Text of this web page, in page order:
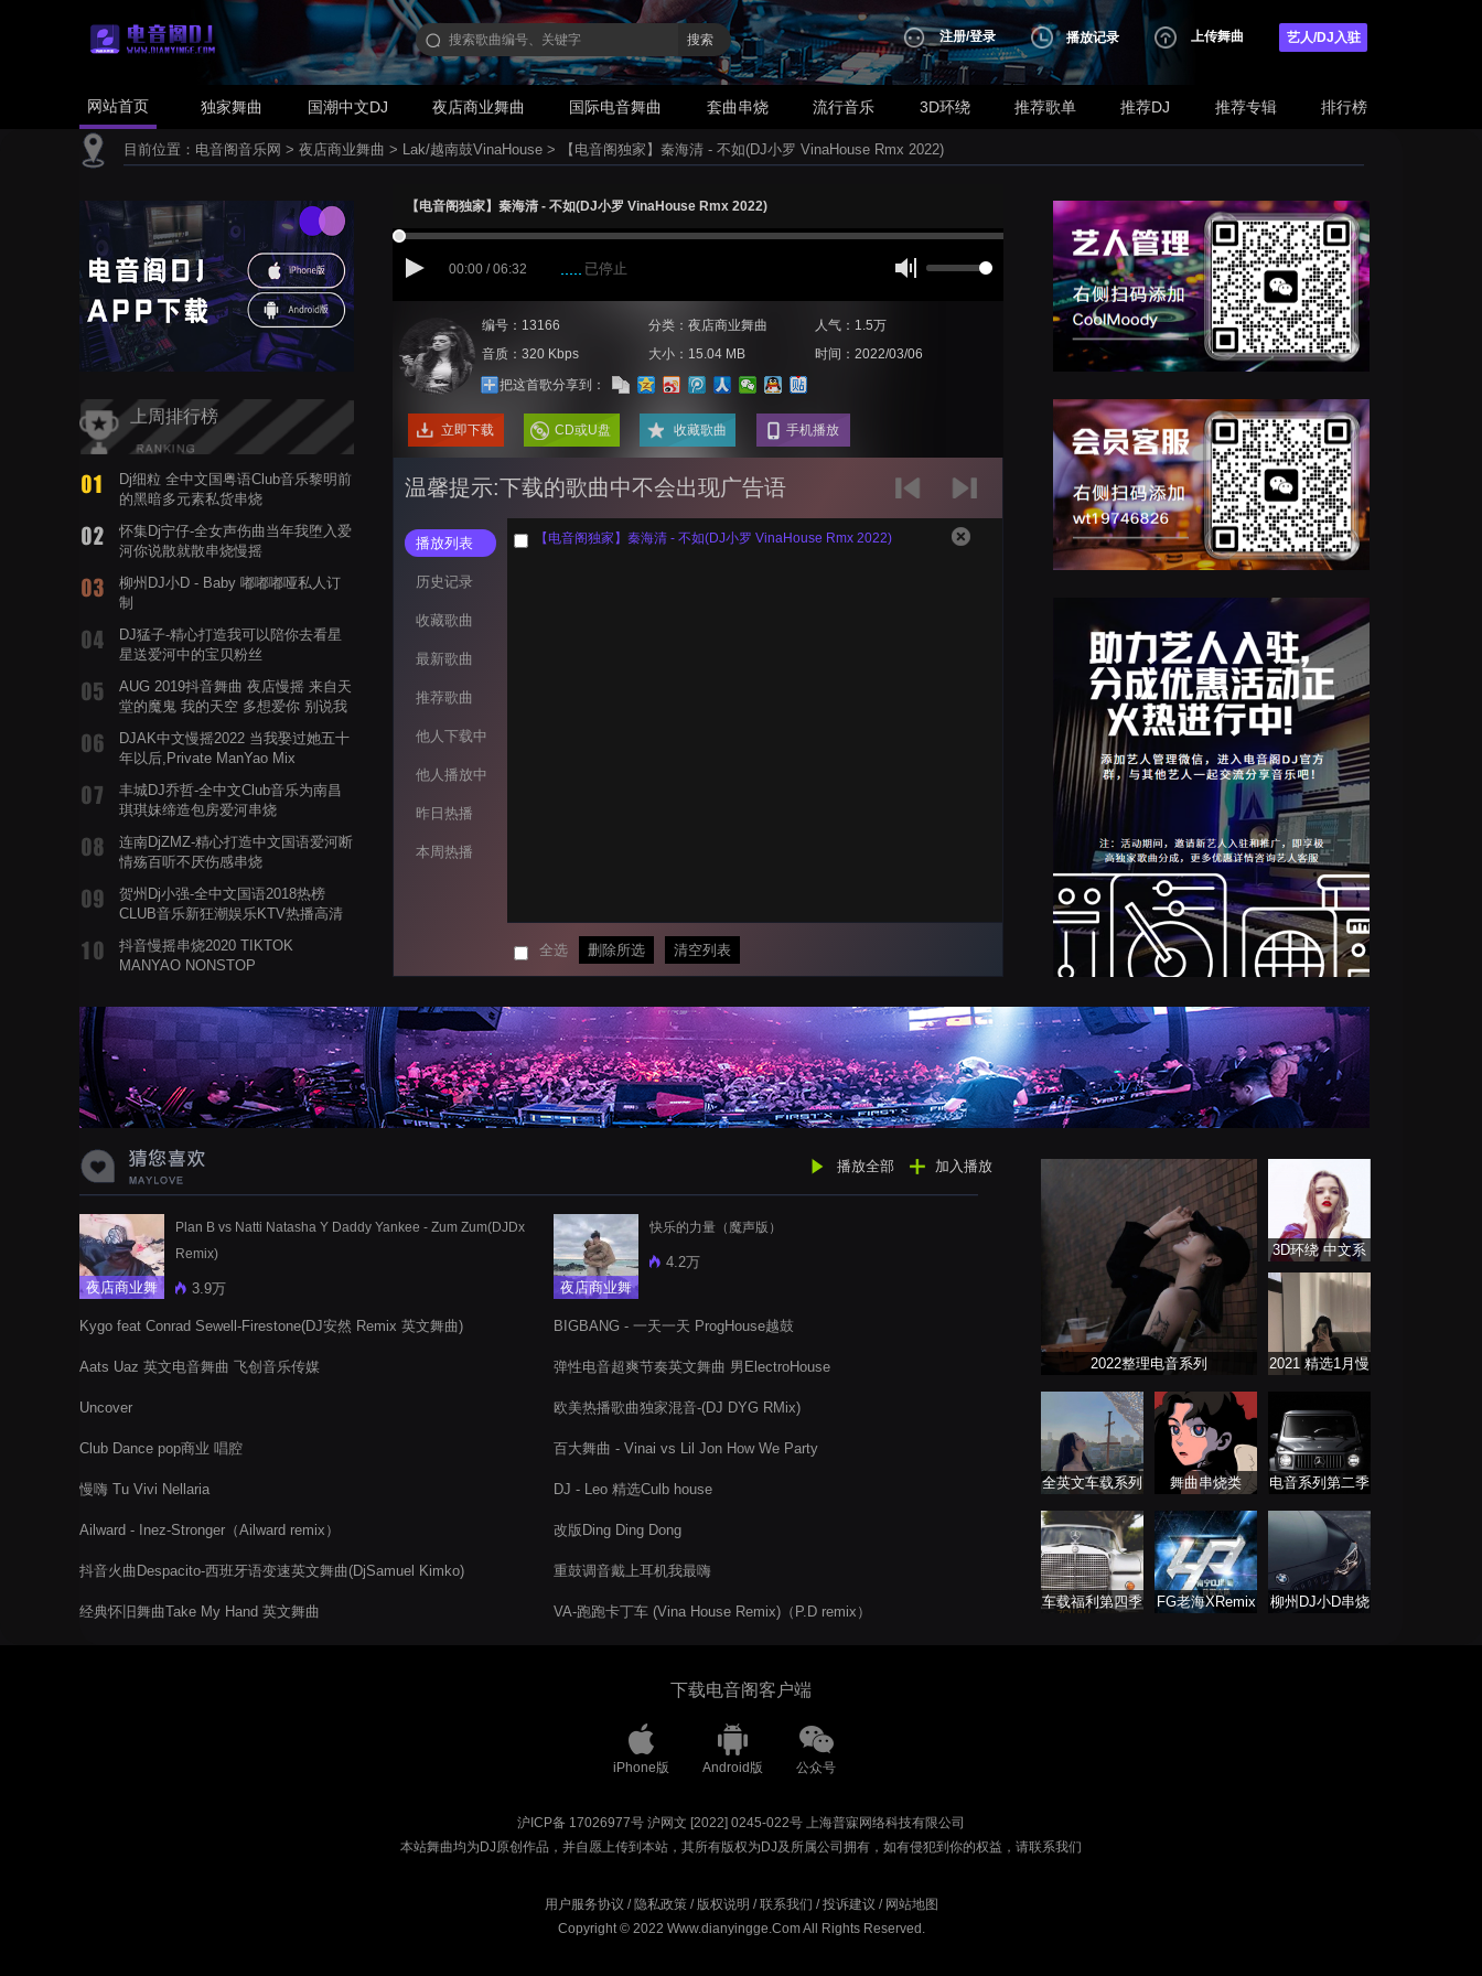
搜索 注册/登录 播放记录 上传舞曲 艺人/DJ入驻
网站首页 独家舞曲 国潮中文DJ 夜店商业舞曲 国际电音舞曲 套曲串烧 流行音乐 3D环绕 推荐歌单 推荐DJ 推荐专辑 排行榜
目前位置： 电音阁音乐网 > 夜店商业舞曲 > Lak/越南鼓VinaHouse > 【电音阁独家】秦海清 - 不如(DJ小罗 VinaHouse Rmx 2022)
上周排行榜
Dj细粒 全中文国粤语Club音乐黎明前
的黑暗多元素私货串烧
怀集Dj宁仔-全女声伤曲当年我堕入爱
河你说散就散串烧慢摇
柳州DJ小D - Baby 嘟嘟嘟哑私人订
制
DJ猛子-精心打造我可以陪你去看星
星送爱河中的宝贝粉丝
AUG 2019抖音舞曲 夜店慢摇 来自天
堂的魔鬼 我的天空 多想爱你 别说我
DJAK中文慢摇2022 当我娶过她五十
年以后,Private ManYao Mix
丰城DJ乔哲-全中文Club音乐为南昌
琪琪妹缔造包房爱河串烧
连南DjZMZ-精心打造中文国语爱河断
情殇百听不厌伤感串烧
贺州Dj小强-全中文国语2018热榜
CLUB音乐新狂潮娱乐KTV热播高清
抖音慢摇串烧2020 TIKTOK
MANYAO NONSTOP
蝉爸爸妈妈爱存在夏天的风是想你的
声音啊
【电音阁独家】秦海清 - 不如(DJ小罗 VinaHouse Rmx 2022)
00:00 / 06:32 已停止
编号：13166 分类：夜店商业舞曲
人气：1.5万
音质：320 Kbps
大小：15.04 MB
时间：2022/03/06
把这首歌分享到：
立即下载 CD或U盘 收藏歌曲 手机播放
温馨提示:下载的歌曲中不会出现广告语
播放列表
历史记录
收藏歌曲
最新歌曲
推荐歌曲
他人下载中
他人播放中
昨日热播
本周热播
【电音阁独家】秦海清 - 不如(DJ小罗 VinaHouse Rmx 2022)
全选 删除所选 清空列表
播放全部 加入播放
夜店商业舞
Plan B vs Natti Natasha Y Daddy Yankee - Zum Zum(DJDx
Remix)
3.9万
Kygo feat Conrad Sewell-Firestone(DJ安然 Remix 英文舞曲)
Aats Uaz 英文电音舞曲 飞创音乐传媒
Uncover
Club Dance pop商业 唱腔
慢嗨 Tu Vivi Nellaria
Ailward - Inez-Stronger（Ailward remix）
抖音火曲Despacito-西班牙语变速英文舞曲(DjSamuel Kimko)
经典怀旧舞曲Take My Hand 英文舞曲
夜店商业舞
快乐的力量（魔声版）
4.2万
BIGBANG - 一天一天 ProgHouse越鼓
弹性电音超爽节奏英文舞曲 男ElectroHouse
欧美热播歌曲独家混音-(DJ DYG RMix)
百大舞曲 - Vinai vs Lil Jon How We Party
DJ - Leo 精选Culb house
改版Ding Ding Dong
重鼓调音戴上耳机我最嗨
VA-跑跑卡丁车 (Vina House Remix)（P.D remix）
2022整理电音系列
3D环绕 中文系
列
2021 精选1月慢
全英文车载系列 舞曲串烧类 电音系列第二季
车载福利第四季
FG老海XRemix
柳州DJ小D串烧
下载电音阁客户端
iPhone版 Android版 公众号
沪ICP备 17026977号 沪网文 [2022] 0245-022号 上海普寐网络科技有限公司
本站舞曲均为DJ原创作品，并自愿上传到本站，其所有版权为DJ及所属公司拥有，如有侵犯到你的权益，请联系我们
用户服务协议 / 隐私政策/ 版权说明 /联系我们 /投诉建议 / 网站地图
Copyright © 2022 Www.dianyingge.Com All Rights Reserved.